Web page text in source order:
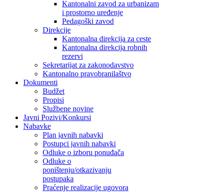
Kantonalni zavod za urbanizam
i prostorno uređenje
Pedagoški zavod
Direkcije
Kantonalna direkcija za ceste
Kantonalna direkcija robnih
rezervi
Sekretarijat za zakonodavstvo
Kantonalno pravobranilaštvo
Dokumenti
Budžet
Propisi
Službene novine
Javni Pozivi/Konkursi
Nabavke
Plan javnih nabavki
Postupci javnih nabavki
Odluke o izboru ponuđača
Odluke o
poništenju/otkazivanju
postupaka
Praćenje realizacije ugovora